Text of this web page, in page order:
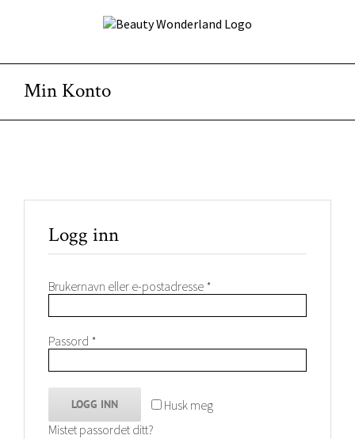
Min Konto
Logg inn
Brukernavn eller e-postadresse *
Passord *
Husk meg
LOGG INN
Mistet passordet ditt?